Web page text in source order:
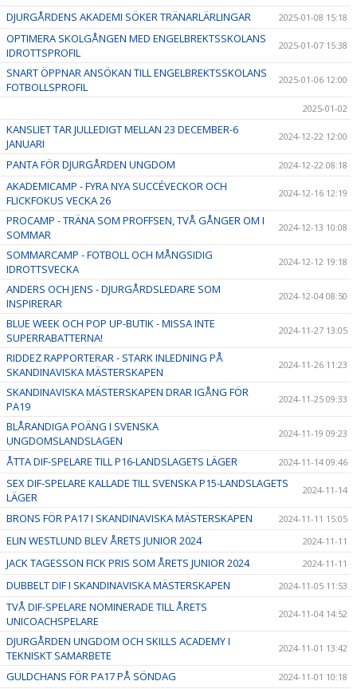
DJURGÅRDENS AKADEMI SÖKER TRÄNARLÄRLINGAR 2025-01-08 15:18
OPTIMERA SKOLGÅNGEN MED ENGELBREKTSSKOLANS
IDROTTSPROFIL
2025-01-07 15:38
SNART ÖPPNAR ANSÖKAN TILL ENGELBREKTSSKOLANS
FOTBOLLSPROFIL
2025-01-06 12:00
2025-01-02
KANSLIET TAR JULLEDIGT MELLAN 23 DECEMBER-6
JANUARI
2024-12-22 12:00
PANTA FÖR DJURGÅRDEN UNGDOM 2024-12-22 08:18
AKADEMICAMP - FYRA NYA SUCCÉVECKOR OCH
FLICKFOKUS VECKA 26
2024-12-16 12:19
PROCAMP - TRÄNA SOM PROFFSEN, TVÅ GÅNGER OM I
SOMMAR
2024-12-13 10:08
SOMMARCAMP - FOTBOLL OCH MÅNGSIDIG
IDROTTSVECKA
2024-12-12 19:18
ANDERS OCH JENS - DJURGÅRDSLEDARE SOM
INSPIRERAR
2024-12-04 08:50
BLUE WEEK OCH POP UP-BUTIK - MISSA INTE
SUPERRABATTERNA!
2024-11-27 13:05
RIDDEZ RAPPORTERAR - STARK INLEDNING PÅ
SKANDINAVISKA MÄSTERSKAPEN
2024-11-26 11:23
SKANDINAVISKA MÄSTERSKAPEN DRAR IGÅNG FÖR
PA19
2024-11-25 09:33
BLÅRANDIGA POÄNG I SVENSKA
UNGDOMSLANDSLAGEN
2024-11-19 09:23
ÅTTA DIF-SPELARE TILL P16-LANDSLAGETS LÄGER 2024-11-14 09:46
SEX DIF-SPELARE KALLADE TILL SVENSKA P15-LANDSLAGETS
LÄGER
2024-11-14
BRONS FÖR PA17 I SKANDINAVISKA MÄSTERSKAPEN 2024-11-11 15:05
ELIN WESTLUND BLEV ÅRETS JUNIOR 2024 2024-11-11
JACK TAGESSON FICK PRIS SOM ÅRETS JUNIOR 2024 2024-11-11
DUBBELT DIF I SKANDINAVISKA MÄSTERSKAPEN 2024-11-05 11:53
TVÅ DIF-SPELARE NOMINERADE TILL ÅRETS
UNICOACHSPELARE
2024-11-04 14:52
DJURGÅRDEN UNGDOM OCH SKILLS ACADEMY I
TEKNISKT SAMARBETE
2024-11-01 13:42
GULDCHANS FÖR PA17 PÅ SÖNDAG 2024-11-01 10:18